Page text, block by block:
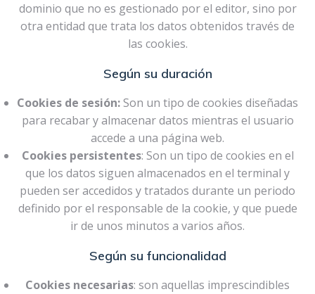
dominio que no es gestionado por el editor, sino por
otra entidad que trata los datos obtenidos través de
las cookies.
Según su duración
Cookies de sesión: Son un tipo de cookies diseñadas
para recabar y almacenar datos mientras el usuario
accede a una página web.
Cookies persistentes: Son un tipo de cookies en el
que los datos siguen almacenados en el terminal y
pueden ser accedidos y tratados durante un periodo
definido por el responsable de la cookie, y que puede
ir de unos minutos a varios años.
Según su funcionalidad
Cookies necesarias: son aquellas imprescindibles